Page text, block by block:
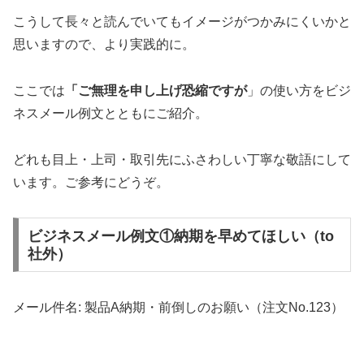
こうして長々と読んでいてもイメージがつかみにくいかと
思いますので、より実践的に。
ここでは 「ご無理を申し上げ恐縮ですが」の使い方をビジ
ネスメール例文とともにご紹介。
どれも目上・上司・取引先にふさわしい丁寧な敬語にして
います。ご参考にどうぞ。
ビジネスメール例文①納期を早めてほしい（to
社外）
メール件名: 製品A納期・前倒しのお願い（注文No.123）